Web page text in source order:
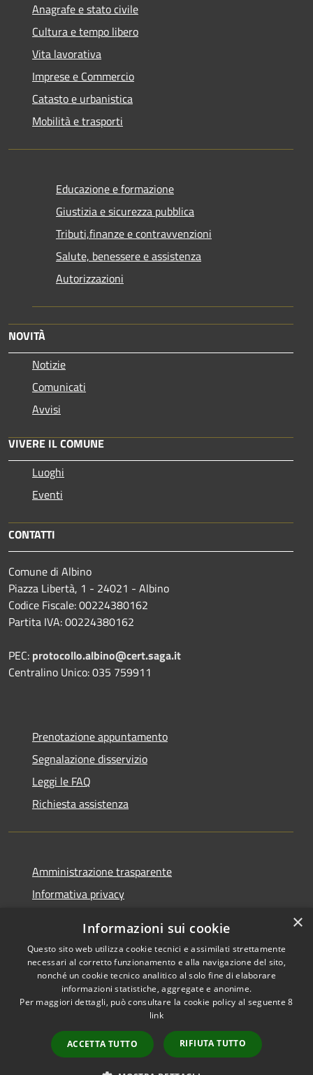
Anagrafe e stato civile
Cultura e tempo libero
Vita lavorativa
Imprese e Commercio
Catasto e urbanistica
Mobilità e trasporti
Educazione e formazione
Giustizia e sicurezza pubblica
Tributi,finanze e contravvenzioni
Salute, benessere e assistenza
Autorizzazioni
NOVITÀ
Notizie
Comunicati
Avvisi
VIVERE IL COMUNE
Luoghi
Eventi
CONTATTI
Comune di Albino
Piazza Libertà, 1 - 24021 - Albino
Codice Fiscale: 00224380162
Partita IVA: 00224380162
PEC: protocollo.albino@cert.saga.it
Centralino Unico: 035 759911
Prenotazione appuntamento
Segnalazione disservizio
Leggi le FAQ
Richiesta assistenza
Amministrazione trasparente
Informativa privacy
Dichiarazione di accessibilità
RSS
Copyright © 2026 • Comune di
Municipium•
Accesso
redazione
×
Informazioni sui cookie
Questo sito web utilizza cookie tecnici e assimilati strettamente
necessari al corretto funzionamento e alla navigazione del sito,
nonché un cookie tecnico analitico al solo fine di elaborare
informazioni statistiche, aggregate e anonime.
Per maggiori dettagli, può consultare la cookie policy al seguente8
link
ACCETTA TUTTO RIFIUTA TUTTO